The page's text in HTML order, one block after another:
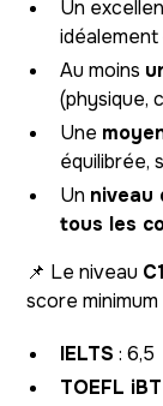
Un
Au moins
(physique,
Une
équilibrée,
Un niveau
tous les
📌 Le niveau C1
score
IELTS : 6,5
TOEFL iBT